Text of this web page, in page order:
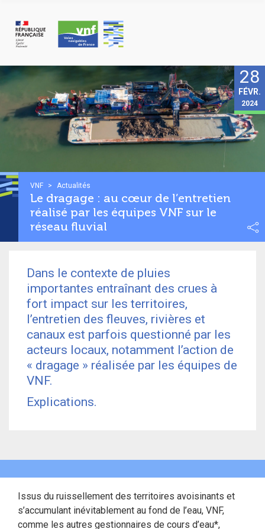
28
FÉVR.
2024
VNF > Actualités
Le dragage : au cœur de l’entretien
réalisé par les équipes VNF sur le
réseau fluvial
Dans le contexte de pluies
importantes entraînant des crues à
fort impact sur les territoires,
l’entretien des fleuves, rivières et
canaux est parfois questionné par les
acteurs locaux, notamment l’action de
« dragage » réalisée par les équipes de
VNF.
Explications.
Issus du ruissellement des territoires avoisinants et
s’accumulant inévitablement au fond de l’eau, VNF,
comme les autres gestionnaires de cours d’eau*,